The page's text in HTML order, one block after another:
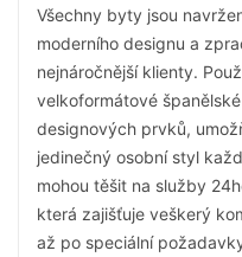
Všechny byty jsou
moderního designu a
nejnáročnější klienty.
velkoformátové
designových prvků,
jedinečný osobní styl
mohou těšit na služby
která zajišťuje veškerý
až po speciální